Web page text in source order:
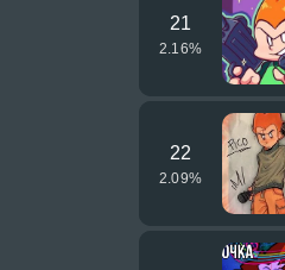
21
2.16%
22
2.09%